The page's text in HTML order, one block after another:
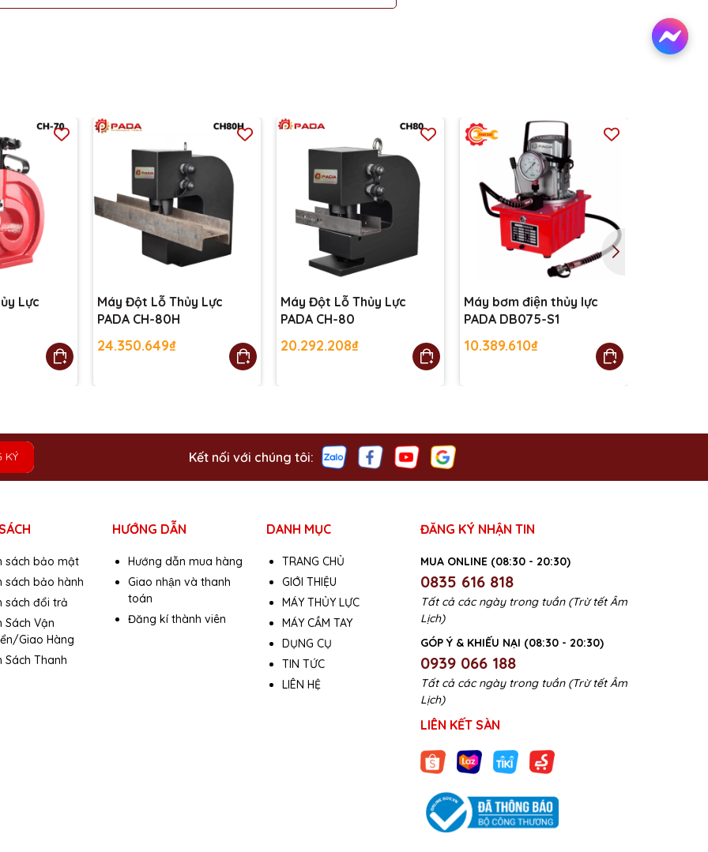
Lực
Máy Đột Lỗ Thủy Lực
PADA CH-80H
24.350.649₫
Máy Đột Lỗ Thủy Lực
PADA CH-80
20.292.208₫
Máy bơm điện thủy lực
PADA DB075-S1
10.389.610₫
KÝ Kết nối với chúng tôi:
sách bảo mật
sách bảo hành
sách đổi trả
Sách Vận
Giao Hàng
Sách Thanh
HƯỚNG DẪN
Hướng dẫn mua hàng
Giao nhận và thanh
toán
Đăng kí thành viên
DANH MỤC
TRANG CHỦ
GIỚI THIỆU
MÁY THỦY LỰC
MÁY CẦM TAY
DỤNG CỤ
TIN TỨC
LIÊN HỆ
ĐĂNG KÝ NHẬN TIN
MUA ONLINE (08:30 - 20:30)
0835 616 818
Tất cả các ngày trong tuần (Trừ tết Âm
Lịch)
GÓP Ý & KHIẾU NẠI (08:30 - 20:30)
0939 066 188
Tất cả các ngày trong tuần (Trừ tết Âm
Lịch)
LIÊN KẾT SÀN